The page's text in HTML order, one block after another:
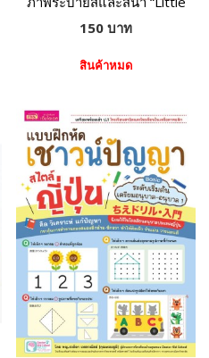
Artist : Animals” ปกเหลือง
150 บาท
สินค้าหมด